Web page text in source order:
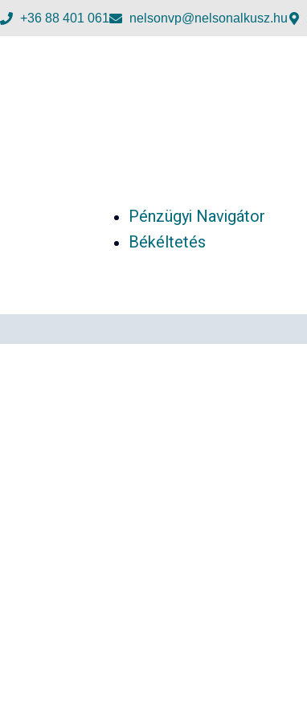
+36 88 401 061 nelsonvp@nelsonalkusz.hu
Pénzügyi Navigátor
Békéltetés